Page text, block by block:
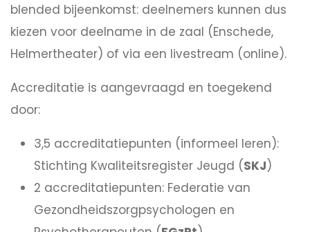
blended bijeenkomst: deelnemers kunnen dus
kiezen voor deelname in de zaal (Enschede,
Helmertheater) of via een livestream (online).
Accreditatie is aangevraagd en toegekend
door:
3,5 accreditatiepunten (informeel leren):
Stichting Kwaliteitsregister Jeugd (SKJ)
2 accreditatiepunten: Federatie van
Gezondheidszorgpsychologen en